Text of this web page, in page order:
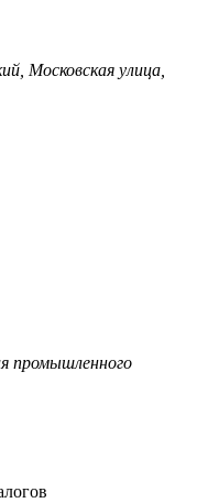
Московская улица,
промышленного